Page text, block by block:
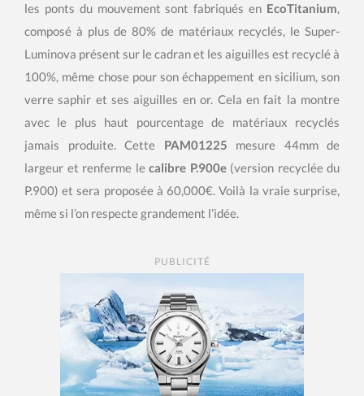
les ponts du mouvement sont fabriqués en EcoTitanium,
composé à plus de 80% de matériaux recyclés, le Super-
Luminova présent sur le cadran et les aiguilles est recyclé à
100%, même chose pour son échappement en sicilium, son
verre saphir et ses aiguilles en or. Cela en fait la montre
avec le plus haut pourcentage de matériaux recyclés
jamais produite. Cette PAM01225 mesure 44mm de
largeur et renferme le calibre P.900e(version recyclée du
P.900) et sera proposée à 60,000€. Voilà la vraie surprise,
même si l’on respecte grandement l’idée.
PUBLICITÉ